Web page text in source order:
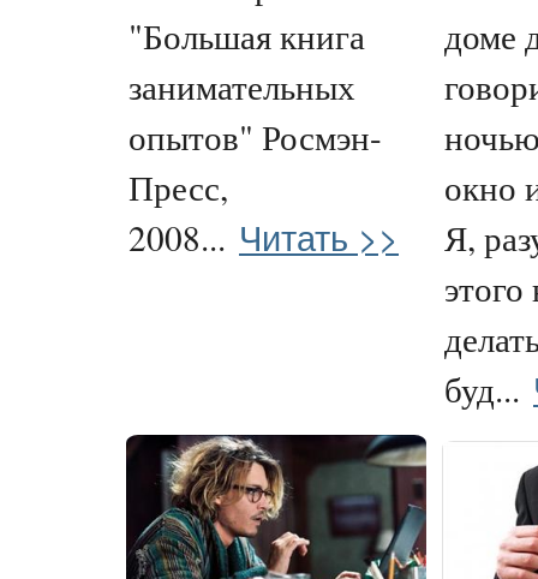
"Большая книга
занимательных
опытов" Росмэн-
Пресс,
2008... Читать >>
доме
окно
Я,
буд...